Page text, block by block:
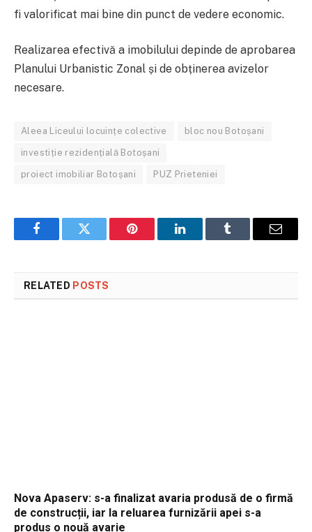
fi valorificat mai bine din punct de vedere economic.
Realizarea efectivă a imobilului depinde de aprobarea
Planului Urbanistic Zonal și de obținerea avizelor
necesare.
Aleea Liceului locuințe colective bloc nou Botoșani
investiție rezidențială Botoșani
proiect imobiliar Botoșani PUZ Prieteniei
FacebookTwitter Pinterest LinkedInTumblr Email
RELATED POSTS
Nova Apaserv: s-a finalizat avaria produsă de o firmă
de construcții, iar la reluarea furnizării apei s-a
produs o nouă avarie